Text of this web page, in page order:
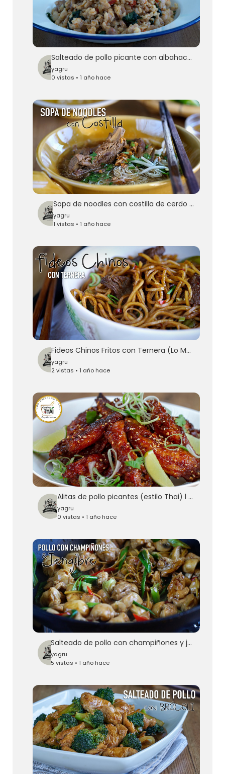
Salteado de pollo picante con albahaca estilo Thai (Pad Ka-Prao) - Thai Basil Chicken Stir-Fry
yagru
0 vistas • 1 año hace
Sopa de noodles con costilla de cerdo - Thai Noodle Soup With Pork Ribs Recipe
yagru
1 vistas • 1 año hace
Fideos Chinos Fritos con Ternera (Lo Mein de ternera) - Chinese Beef Lo Mein l Kwan Homsai
yagru
2 vistas • 1 año hace
Alitas de pollo picantes (estilo Thai) l Sriracha chicken wings
yagru
0 vistas • 1 año hace
Salteado de pollo con champiñones y jengibre - Stir Fry Chicken with Mushroom l Kwan Homsai
yagru
5 vistas • 1 año hace